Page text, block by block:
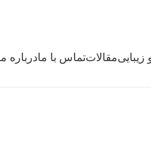
مقالاتتماس با مادرباره